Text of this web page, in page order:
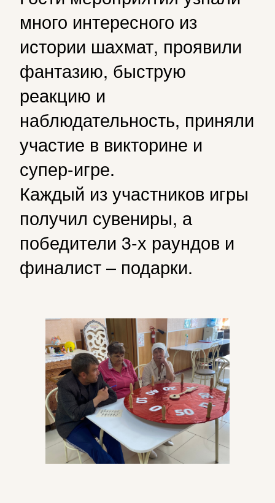
много интересного из
истории шахмат, проявили
фантазию, быструю
реакцию и
наблюдательность, приняли
участие в викторине и
супер-игре.
Каждый из участников игры
получил сувениры, а
победители 3-х раундов и
финалист – подарки.